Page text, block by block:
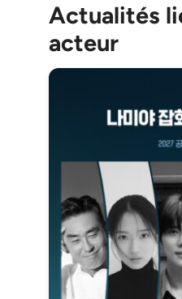
Actualités
acteur